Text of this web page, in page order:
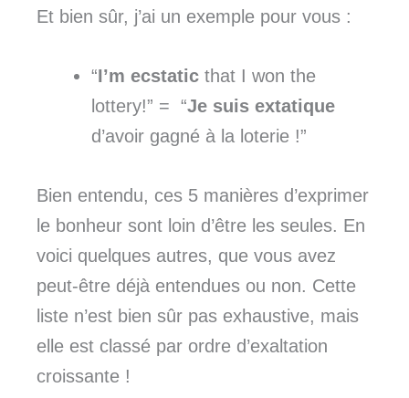
Et bien sûr, j’ai un exemple pour vous :
“I’m ecstatic that I won the
lottery!” = “Je suis extatique
d’avoir gagné à la loterie !”
Bien entendu, ces 5 manières d’exprimer
le bonheur sont loin d’être les seules. En
voici quelques autres, que vous avez
peut-être déjà entendues ou non. Cette
liste n’est bien sûr pas exhaustive, mais
elle est classé par ordre d’exaltation
croissante !